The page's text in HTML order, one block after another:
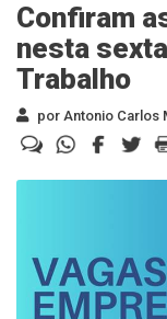
Confiram
nesta
Trabalho
por Antonio Carlos